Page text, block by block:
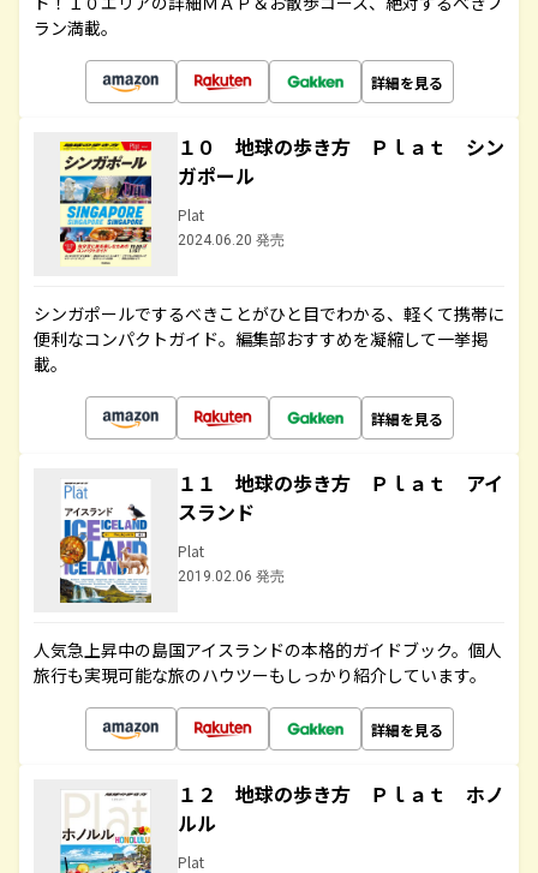
ラン満載。
詳細を見る
１０ 地球の歩き方 Ｐｌａｔ シン
ガポール
Plat
2024.06.20 発売
シンガポールでするべきことがひと目でわかる、軽くて携帯に
便利なコンパクトガイド。編集部おすすめを凝縮して一挙掲
載。
詳細を見る
１１ 地球の歩き方 Ｐｌａｔ アイ
スランド
Plat
2019.02.06 発売
人気急上昇中の島国アイスランドの本格的ガイドブック。個人
旅行も実現可能な旅のハウツーもしっかり紹介しています。
詳細を見る
１２ 地球の歩き方 Ｐｌａｔ ホノ
ルル
Plat